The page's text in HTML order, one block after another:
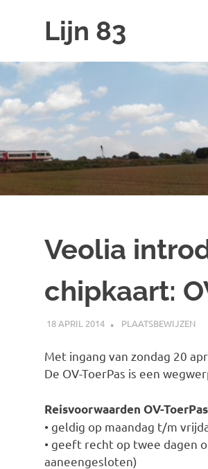
inhoud
Lijn 83
Veolia
chipkaart:
18 APRIL 2014 JOHAN
PLAATSBEWIJZEN
Met ingang van zondag 20
De OV-ToerPas is een
Reisvoorwaarden OV-ToerPas
• geldig op maandag t/m
• geeft recht op twee dagen
aaneengesloten)